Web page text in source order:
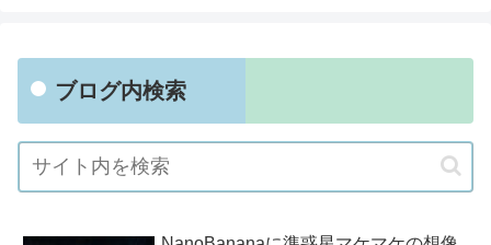
ブログ内検索